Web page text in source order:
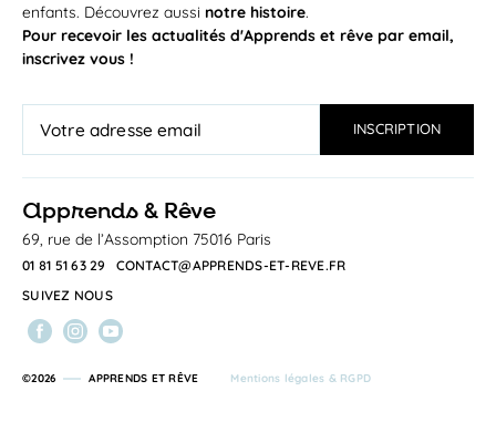
enfants. Découvrez aussi notre histoire.
Pour recevoir les actualités d'Apprends et rêve par email,
inscrivez vous !
apprends & Rêve
69, rue de l’Assomption 75016 Paris
01 81 51 63 29
CONTACT@APPRENDS-ET-REVE.FR
SUIVEZ NOUS
©2026 APPRENDS ET RÊVE Mentions légales & RGPD